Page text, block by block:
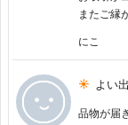
またご縁
にこ
よい
品物が届